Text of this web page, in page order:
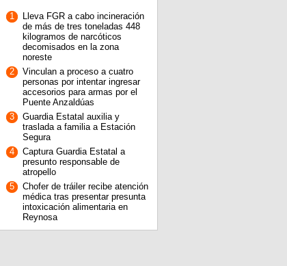
1
Lleva FGR a cabo incineración
de más de tres toneladas 448
kilogramos de narcóticos
decomisados en la zona
noreste
2
Vinculan a proceso a cuatro
personas por intentar ingresar
accesorios para armas por el
Puente Anzaldúas
3
Guardia Estatal auxilia y
traslada a familia a Estación
Segura
4
Captura Guardia Estatal a
presunto responsable de
atropello
5
Chofer de tráiler recibe atención
médica tras presentar presunta
intoxicación alimentaria en
Reynosa